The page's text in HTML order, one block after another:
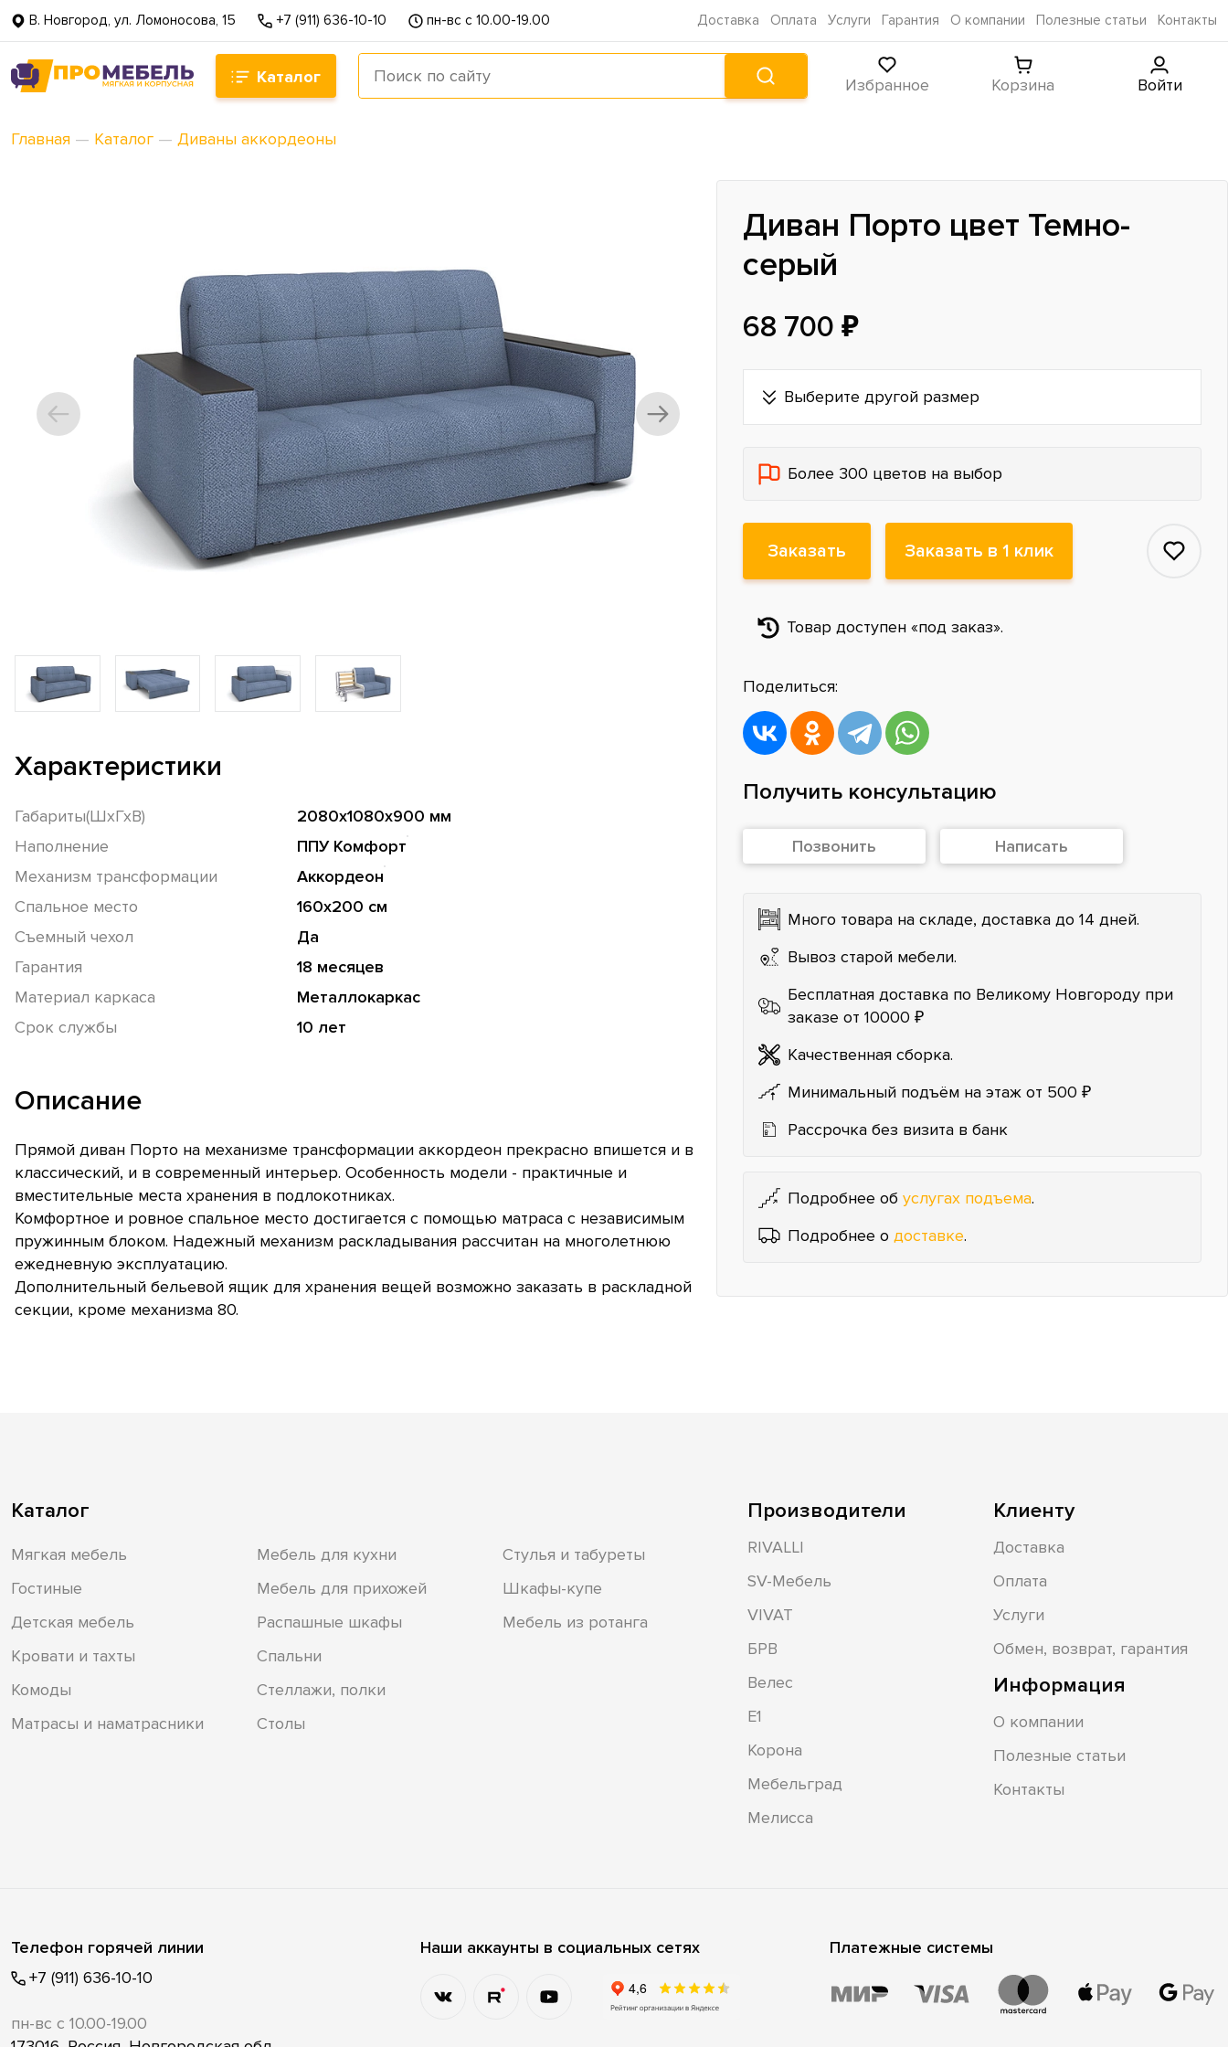
В. Новгород, ул. Ломоносова, 15 +7 (911) 636-10-10 пн-вс с 10.00-19.00 Доставка Оплата Услуги Гарантия О компании Полезные статьи Контакты
Каталог Избранное Корзина Войти
Главная — Каталог — Диваны аккордеоны
Диван Порто цвет Темно-
серый
68 700 ₽
Выберите другой размер
Более 300 цветов на выбор
Заказать Заказать в 1 клик
Товар доступен «под заказ».
Поделиться:
Получить консультацию
Позвонить Написать
Много товара на складе, доставка до 14 дней.
Вывоз старой мебели.
Бесплатная доставка по Великому Новгороду при
заказе от 10000 ₽
Качественная сборка.
Минимальный подъём на этаж от 500 ₽
Рассрочка без визита в банк
Подробнее об услугах подъема.
Подробнее о доставке.
Характеристики
Габариты(ШхГхВ)
2080х1080х900 мм
Наполнение
ППУ Комфорт
Механизм трансформации
Аккордеон
Спальное место
160х200 см
Съемный чехол
Да
Гарантия
18 месяцев
Материал каркаса
Металлокаркас
Срок службы
10 лет
Описание
Прямой диван Порто на механизме трансформации аккордеон прекрасно впишется и в
классический, и в современный интерьер. Особенность модели - практичные и
вместительные места хранения в подлокотниках.
Комфортное и ровное спальное место достигается с помощью матраса с независимым
пружинным блоком. Надежный механизм раскладывания рассчитан на многолетнюю
ежедневную эксплуатацию.
Дополнительный бельевой ящик для хранения вещей возможно заказать в раскладной
секции, кроме механизма 80.
Каталог
Мягкая мебель
Гостиные
Детская мебель
Кровати и тахты
Комоды
Матрасы и наматрасники
Мебель для кухни
Мебель для прихожей
Распашные шкафы
Спальни
Стеллажи, полки
Столы
Стулья и табуреты
Шкафы-купе
Мебель из ротанга
Производители
RIVALLI
SV-Мебель
VIVAT
БРВ
Велес
Е1
Корона
Мебельград
Мелисса
Клиенту
Доставка
Оплата
Услуги
Обмен, возврат, гарантия
Информация
О компании
Полезные статьи
Контакты
Телефон горячей линии
+7 (911) 636-10-10
пн-вс с 10.00-19.00
Наши аккаунты в социальных сетях Платежные системы